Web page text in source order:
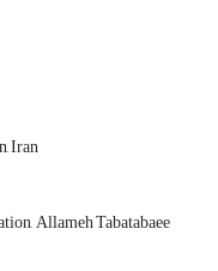
Iran
Allameh Tabatabaee